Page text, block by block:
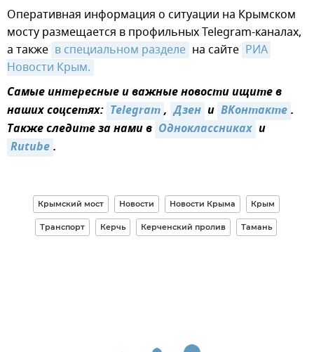
Оперативная информация о ситуации на Крымском
мосту размещается в профильных Telegram-каналах,
а также в специальном разделе на сайте РИА
Новости Крым.
Самые интересные и важные новости ищите в
наших соцсетях: Telegram, Дзен и ВКонтакте.
Также следите за нами в Одноклассниках и
Rutube.
Крымский мост Новости Новости Крыма Крым
Транспорт Керчь Керченский пролив Тамань